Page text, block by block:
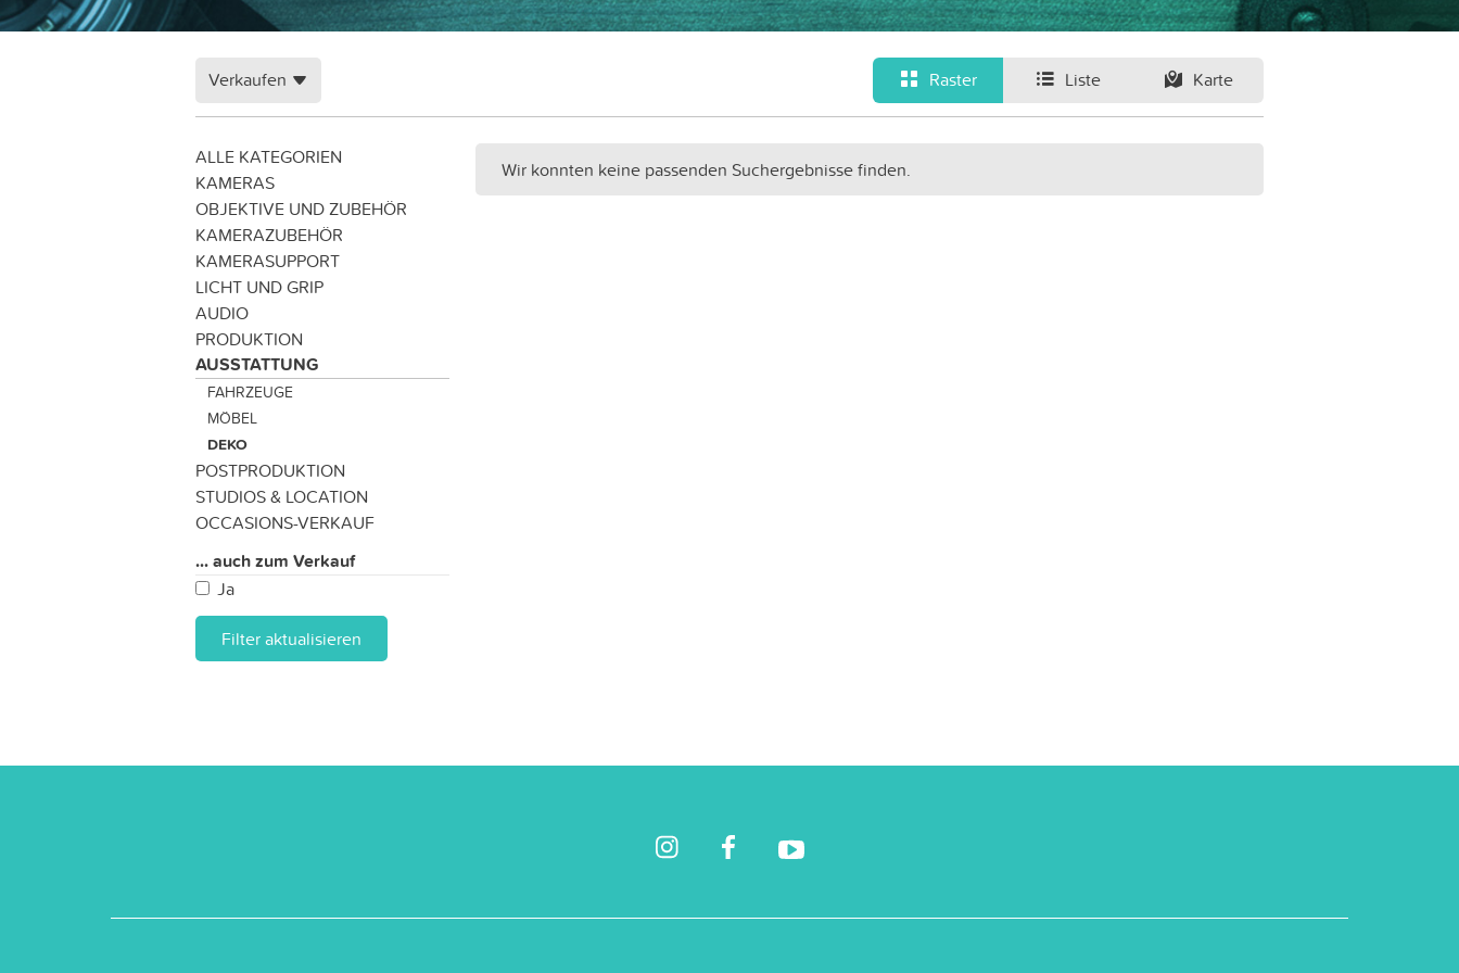
Raster Liste Karte
Verkaufen
ALLE KATEGORIEN
KAMERAS
OBJEKTIVE UND ZUBEHÖR
KAMERAZUBEHÖR
KAMERASUPPORT
LICHT UND GRIP
AUDIO
PRODUKTION
AUSSTATTUNG
FAHRZEUGE
MÖBEL
DEKO
POSTPRODUKTION
STUDIOS & LOCATION
OCCASIONS-VERKAUF
... auch zum Verkauf
Ja
Filter aktualisieren
Wir konnten keine passenden Suchergebnisse finden.